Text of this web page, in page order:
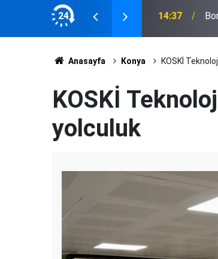
24
Yüzlerce Model ve Marka
14:37
Anasayfa Konya KOSKİ
KOSKİ
yolculuk